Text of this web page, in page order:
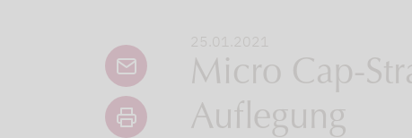
25.01.2021
Micro Cap-
Auflegung